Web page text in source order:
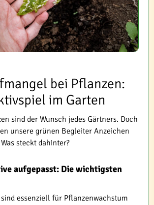
bei Pflanzen:
im Garten
sind der Wunsch jedes Gärtners. Doch
unsere grünen Begleiter Anzeichen
steckt dahinter?
aufgepasst: Die wichtigsten
essenziell für Pflanzenwachstum